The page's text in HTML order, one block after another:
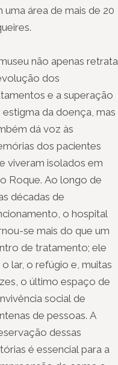
uma área de mais de 20
não apenas retrata
dos
e a superação
estigma da doença, mas
dá voz às
dos pacientes
viveram isolados em
Roque. Ao longo de
décadas de
o hospital
se mais do que um
de tratamento; ele
lar, o refúgio e, muitas
o último espaço de
social de
de pessoas. A
dessas
é essencial para a